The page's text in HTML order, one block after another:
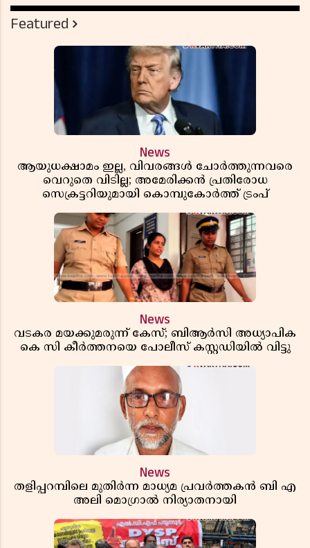
Featured
News
ആയുധക്ഷാമം ഇല്ല, വിവരങ്ങൾ ചോർത്തുന്നവരെ
വെറുതെ വിടില്ല; അമേരിക്കൻ പ്രതിരോധ
സെക്രട്ടറിയുമായി കൊമ്പുകോർത്ത് ട്രംപ്
News
വടകര മയക്കുമരുന്ന് കേസ്; ബിആർസി അധ്യാപിക
കെ സി കീർത്തനയെ പോലീസ് കസ്റ്റഡിയിൽ വിട്ടു
News
തളിപ്പറമ്പിലെ മുതിർന്ന മാധ്യമ പ്രവർത്തകൻ ബി എ
അലി മൊഗ്രാൽ നിര്യാതനായി